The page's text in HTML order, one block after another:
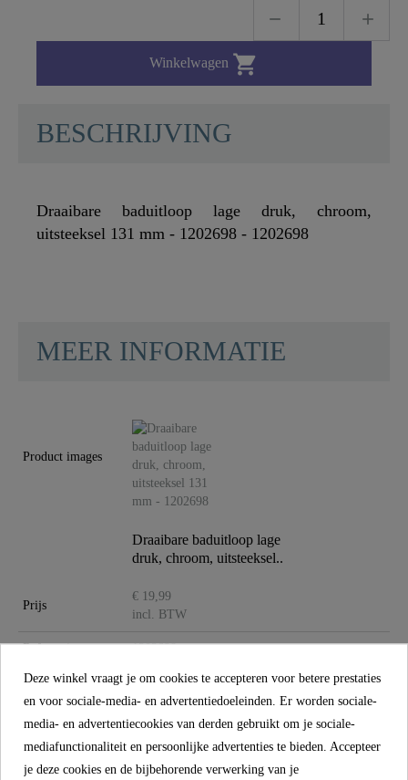
Winkelwagen 
BESCHRIJVING
Draaibare baduitloop lage druk, chroom,
uitsteeksel 131 mm - 1202698 - 1202698
Kleur
MEER INFORMATIE
Product images
Draaibare baduitloop lage
druk, chroom, uitsteeksel..
Prijs
€ 19,99
incl. BTW
Referentie 1202698
Materiaal Roestvrij staal SUS 304
Kleur Chroom
Gewicht 0,0 kg
Deze winkel vraagt je om cookies te accepteren voor betere prestaties
en voor sociale-media- en advertentiedoeleinden. Er worden sociale-
media- en advertentiecookies van derden gebruikt om je sociale-
mediafunctionaliteit en persoonlijke advertenties te bieden. Accepteer
je deze cookies en de bijbehorende verwerking van je